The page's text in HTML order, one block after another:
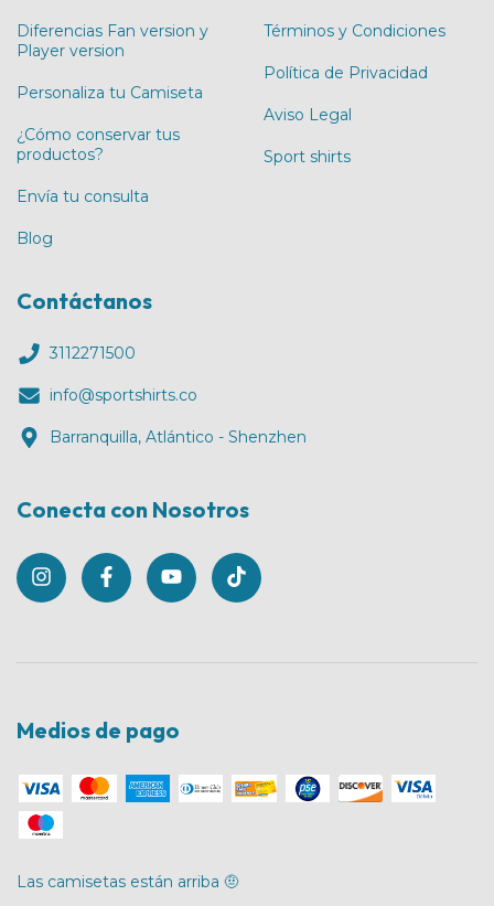
Diferencias Fan version y
Player version
Personaliza tu Camiseta
¿Cómo conservar tus
productos?
Envía tu consulta
Blog
Términos y Condiciones
Política de Privacidad
Aviso Legal
Sport shirts
Contáctanos
3112271500
info@sportshirts.co
Barranquilla, Atlántico - Shenzhen
Conecta con Nosotros
Medios de pago
Las camisetas están arriba 🤨